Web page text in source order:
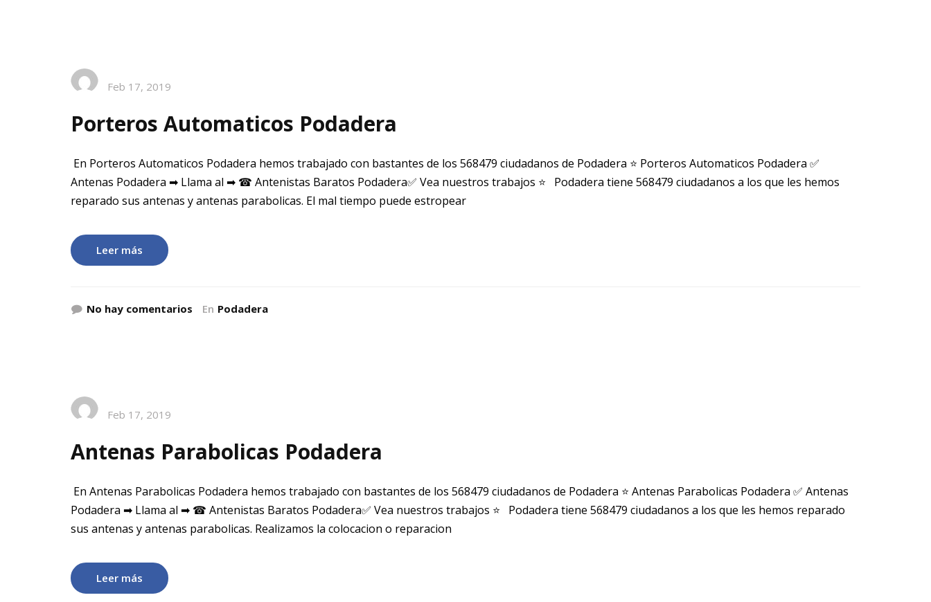
Feb 17, 2019
Porteros Automaticos Podadera
En Porteros Automaticos Podadera hemos trabajado con bastantes de los 568479 ciudadanos de Podadera ⭐ Porteros Automaticos Podadera ✅
Antenas Podadera ➡ Llama al ➡ ☎ Antenistas Baratos Podadera✅ Vea nuestros trabajos ⭐ Podadera tiene 568479 ciudadanos a los que les hemos
reparado sus antenas y antenas parabolicas. El mal tiempo puede estropear
Leer más
No hay comentarios En Podadera
Feb 17, 2019
Antenas Parabolicas Podadera
En Antenas Parabolicas Podadera hemos trabajado con bastantes de los 568479 ciudadanos de Podadera ⭐ Antenas Parabolicas Podadera ✅ Antenas
Podadera ➡ Llama al ➡ ☎ Antenistas Baratos Podadera✅ Vea nuestros trabajos ⭐ Podadera tiene 568479 ciudadanos a los que les hemos reparado
sus antenas y antenas parabolicas. Realizamos la colocacion o reparacion
Leer más